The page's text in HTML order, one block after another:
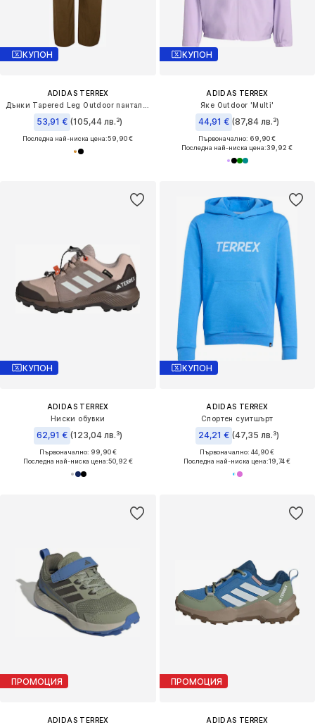
КУПОН
ADIDAS TERREX
53,91 € (105,44 лв.³)
Последна най-ниска цена:59,90 €
КУПОН
ADIDAS TERREX
Яке Outdoor 'Multi'
44,91 € (87,84 лв.³)
Първоначално: 69,90 €
Последна най-ниска цена:39,92 €
КУПОН
ADIDAS TERREX
Ниски обувки
62,91 € (123,04 лв.³)
Първоначално: 99,90 €
Последна най-ниска цена:50,92 €
КУПОН
ADIDAS TERREX
Спортен суитшърт
24,21 € (47,35 лв.³)
Първоначално: 44,90 €
Последна най-ниска цена:19,74 €
ПРОМОЦИЯ
ADIDAS TERREX
ПРОМОЦИЯ
ADIDAS TERREX